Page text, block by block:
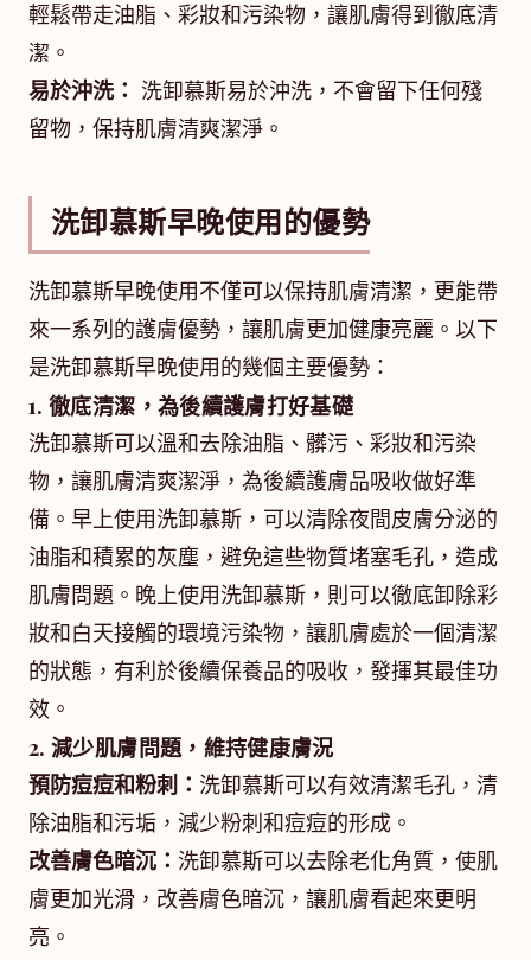
輕鬆帶走油脂、彩妝和污染物，讓肌膚得到徹底清
潔。
易於沖洗： 洗卸慕斯易於沖洗，不會留下任何殘
留物，保持肌膚清爽潔淨。
洗卸慕斯早晚使用的優勢
洗卸慕斯早晚使用不僅可以保持肌膚清潔，更能帶
來一系列的護膚優勢，讓肌膚更加健康亮麗。以下
是洗卸慕斯早晚使用的幾個主要優勢：
1. 徹底清潔，為後續護膚打好基礎
洗卸慕斯可以溫和去除油脂、髒污、彩妝和污染
物，讓肌膚清爽潔淨，為後續護膚品吸收做好準
備。早上使用洗卸慕斯，可以清除夜間皮膚分泌的
油脂和積累的灰塵，避免這些物質堵塞毛孔，造成
肌膚問題。晚上使用洗卸慕斯，則可以徹底卸除彩
妝和白天接觸的環境污染物，讓肌膚處於一個清潔
的狀態，有利於後續保養品的吸收，發揮其最佳功
效。
2. 減少肌膚問題，維持健康膚況
預防痘痘和粉刺： 洗卸慕斯可以有效清潔毛孔，清
除油脂和污垢，減少粉刺和痘痘的形成。
改善膚色暗沉： 洗卸慕斯可以去除老化角質，使肌
膚更加光滑，改善膚色暗沉，讓肌膚看起來更明
亮。